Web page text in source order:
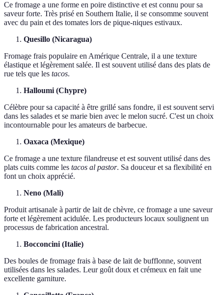
Ce fromage a une forme en poire distinctive et est connu pour sa
saveur forte. Très prisé en Southern Italie, il se consomme souvent
avec du pain et des tomates lors de pique-niques estivaux.
Quesillo (Nicaragua)
Fromage frais populaire en Amérique Centrale, il a une texture
élastique et légèrement salée. Il est souvent utilisé dans des plats de
rue tels que les tacos.
Halloumi (Chypre)
Célèbre pour sa capacité à être grillé sans fondre, il est souvent servi
dans les salades et se marie bien avec le melon sucré. C'est un choix
incontournable pour les amateurs de barbecue.
Oaxaca (Mexique)
Ce fromage a une texture filandreuse et est souvent utilisé dans des
plats cuits comme les tacos al pastor. Sa douceur et sa flexibilité en
font un choix apprécié.
Neno (Mali)
Produit artisanale à partir de lait de chèvre, ce fromage a une saveur
forte et légèrement acidulée. Les producteurs locaux soulignent un
processus de fabrication ancestral.
Bocconcini (Italie)
Des boules de fromage frais à base de lait de bufflonne, souvent
utilisées dans les salades. Leur goût doux et crémeux en fait une
excellente garniture.